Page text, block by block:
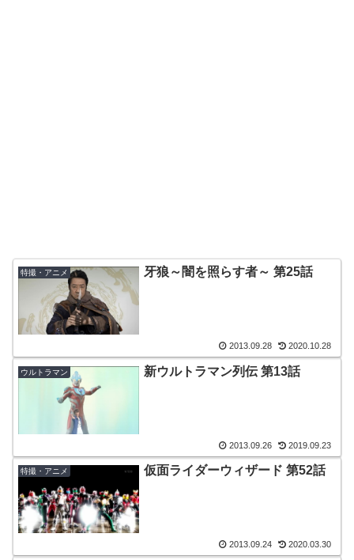
特撮・アニメ 牙狼～闇を照らす者～ 第25話
2013.09.28 2020.10.28
ウルトラマン 新ウルトラマン列伝 第13話
2013.09.26 2019.09.23
特撮・アニメ 仮面ライダーウィザード 第52話
2013.09.24 2020.03.30